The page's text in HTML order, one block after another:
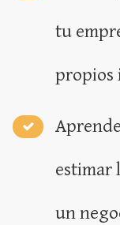
tu
propios
estimar
un